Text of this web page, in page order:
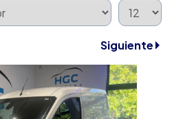
Siguiente